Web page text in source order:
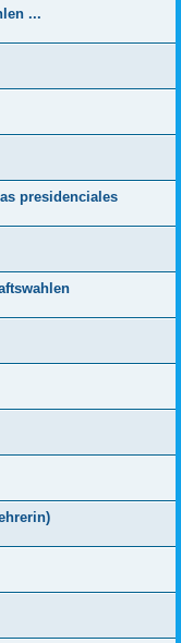
...
presidenciales